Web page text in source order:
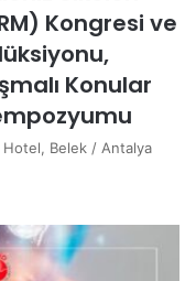
Kongresi ve
Konular
Hotel, Belek / Antalya